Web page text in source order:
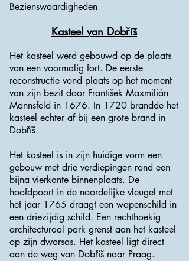
Bezienswaardigheden
Kasteel van Dobříš
Het kasteel werd gebouwd op de plaats
van een voormalig fort. De eerste
reconstructie vond plaats op het moment
van zijn bezit door František Maxmilián
Mannsfeld in 1676. In 1720 brandde het
kasteel echter af bij een grote brand in
Dobříš.
Het kasteel is in zijn huidige vorm een ​​
gebouw met drie verdiepingen rond een
bijna vierkante binnenplaats. De
hoofdpoort in de noordelijke vleugel met
het jaar 1765 draagt ​​een wapenschild in
een driezijdig schild. Een rechthoekig
architecturaal park grenst aan het kasteel
op zijn dwarsas. Het kasteel ligt direct
aan de weg van Dobříš naar Praag.